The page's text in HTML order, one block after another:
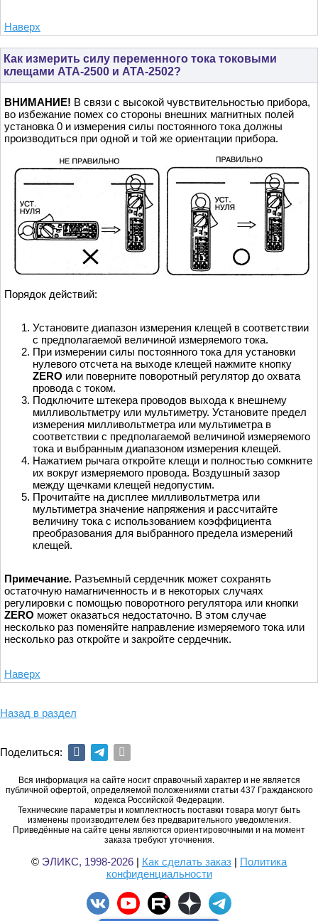
Наверх
Как измерить силу переменного тока токовыми
клещами АТА-2500 и АТА-2502?
ВНИМАНИЕ! В связи с высокой чувствительностью прибора,
во избежание помех со стороны внешних магнитных полей
установка 0 и измерения силы постоянного тока должны
производиться при одной и той же ориентации прибора.
Порядок действий:
Установите диапазон измерения клещей в соответствии
с предполагаемой величиной измеряемого тока.
При измерении силы постоянного тока для установки
нулевого отсчета на выходе клещей нажмите кнопку
ZERO или поверните поворотный регулятор до охвата
провода с током.
Подключите штекера проводов выхода к внешнему
милливольтметру или мультиметру. Установите предел
измерения милливольтметра или мультиметра в
соответствии с предполагаемой величиной измеряемого
тока и выбранным диапазоном измерения клещей.
Нажатием рычага откройте клещи и полностью сомкните
их вокруг измеряемого провода. Воздушный зазор
между щечками клещей недопустим.
Прочитайте на дисплее милливольтметра или
мультиметра значение напряжения и рассчитайте
величину тока с использованием коэффициента
преобразования для выбранного предела измерений
клещей.
Примечание. Разъемный сердечник может сохранять
остаточную намагниченность и в некоторых случаях
регулировки с помощью поворотного регулятора или кнопки
ZERO может оказаться недостаточно. В этом случае
несколько раз поменяйте направление измеряемого тока или
несколько раз откройте и закройте сердечник.
Наверх
Назад в раздел
Поделиться:
Вся информация на сайте носит справочный характер и не является
публичной офертой, определяемой положениями статьи 437 Гражданского
кодекса Российской Федерации.
Технические параметры и комплектность поставки товара могут быть
изменены производителем без предварительного уведомления.
Приведённые на сайте цены являются ориентировочными и на момент
заказа требуют уточнения.
© ЭЛИКС, 1998-2026 | Как сделать заказ | Политика
конфиденциальности